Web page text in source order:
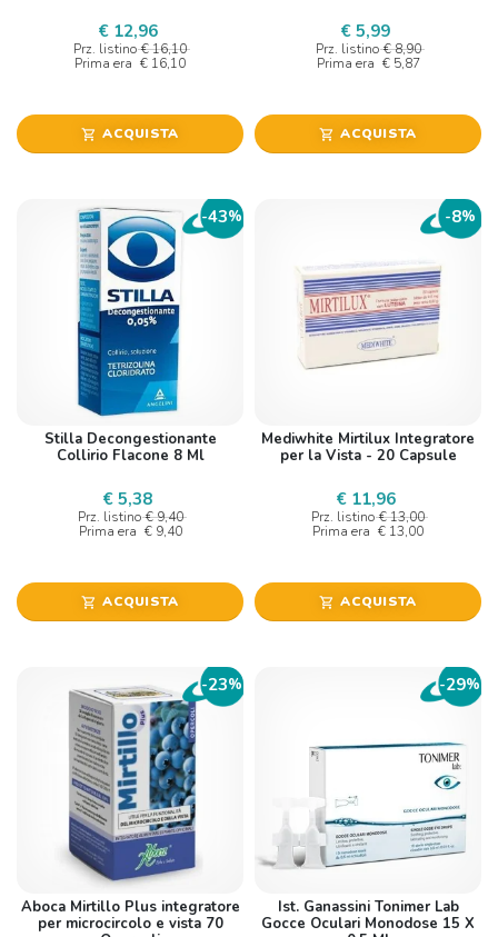
€ 12,96
Prz. listino € 16,10
Prima era € 16,10
shopping_cart ACQUISTA
€ 5,99
Prz. listino € 8,90
Prima era € 5,87
shopping_cart ACQUISTA
-43%
Stilla Decongestionante
Collirio Flacone 8 Ml
€ 5,38
Prz. listino € 9,40
Prima era € 9,40
shopping_cart ACQUISTA
-8%
Mediwhite Mirtilux Integratore
per la Vista - 20 Capsule
€ 11,96
Prz. listino € 13,00
Prima era € 13,00
shopping_cart ACQUISTA
-23%
Aboca Mirtillo Plus integratore
per microcircolo e vista 70
-29%
Ist. Ganassini Tonimer Lab
Gocce Oculari Monodose 15 X